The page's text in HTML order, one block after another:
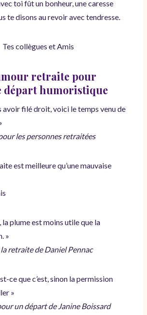
toi fût un bonheur, une caresse
te disons au revoir avec tendresse.
Tes collègues et Amis
retraite pour
départ humoristique
avoir filé droit, voici le temps venu de
les personnes retraitées
est meilleure qu’une mauvaise
plume est moins utile que la
»
retraite de Daniel Pennac
ce que c’est, sinon la permission
»
un départ de Janine Boissard